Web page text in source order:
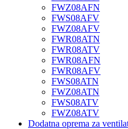
FWZ08AFN
FWS08AFV
FWZ08AFV
FWR08ATN
FWR08ATV
FWR08AFN
FWR08AFV
FWS08ATN
FWZ08ATN
FWS08ATV
FWZ08ATV
Dodatna oprema za